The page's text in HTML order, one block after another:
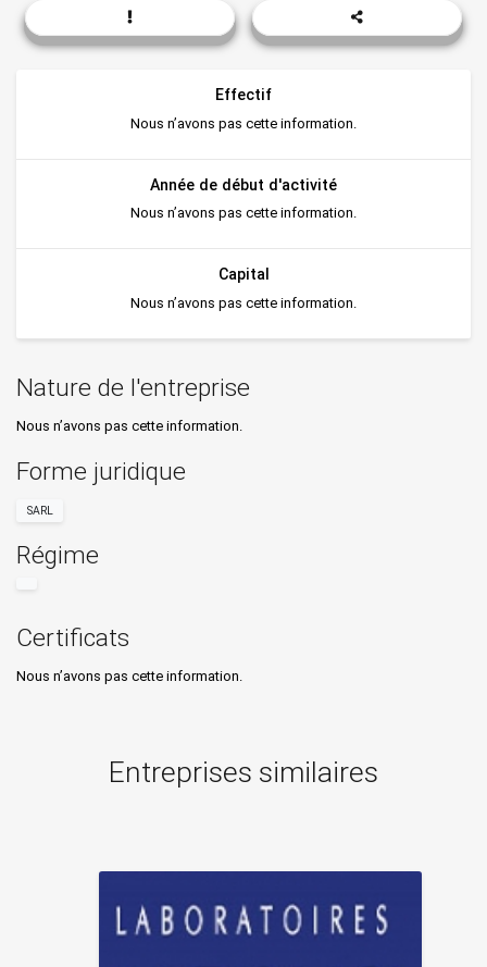
Effectif
Nous n’avons pas cette information.
Année de début d'activité
Nous n’avons pas cette information.
Capital
Nous n’avons pas cette information.
Nature de l'entreprise
Nous n’avons pas cette information.
Forme juridique
SARL
Régime
Certificats
Nous n’avons pas cette information.
Entreprises similaires